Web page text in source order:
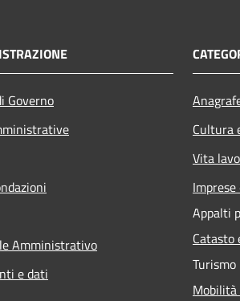
Governo
Amministrativo
e dati
Cultura
Vita
Appalti
Catasto
Turismo